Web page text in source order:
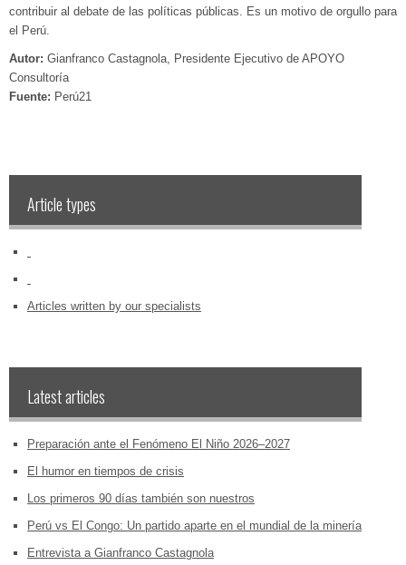
contribuir al debate de las políticas públicas. Es un motivo de orgullo para
el Perú.
Autor: Gianfranco Castagnola, Presidente Ejecutivo de APOYO
Consultoría
Fuente: Perú21
Article types
Articles written by our specialists
Latest articles
Preparación ante el Fenómeno El Niño 2026–2027
El humor en tiempos de crisis
Los primeros 90 días también son nuestros
Perú vs El Congo: Un partido aparte en el mundial de la minería
Entrevista a Gianfranco Castagnola